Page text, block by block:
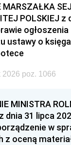
MARSZAŁKA
POLSKIEJ z
ogłoszenia
ustawy o
2026 poz. 1066
MINISTRA
dnia 31 lipca
w
z oceną